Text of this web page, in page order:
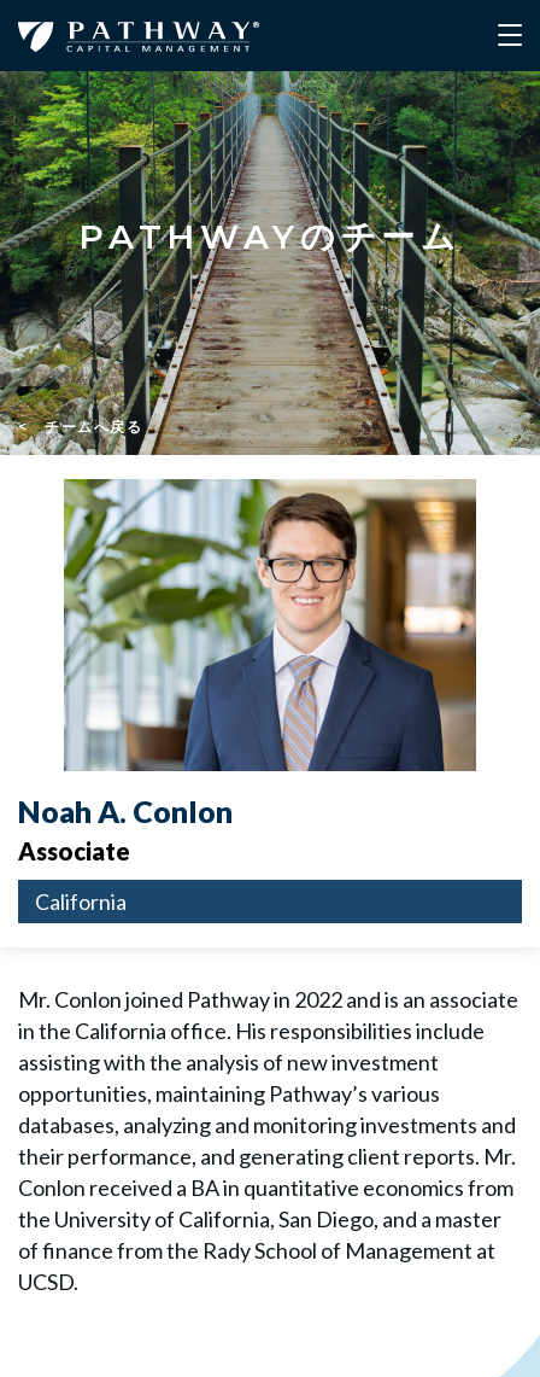
PATHWAYのチーム
< チームへ戻る
Noah A. Conlon
Associate
California
Mr. Conlon joined Pathway in 2022 and is an associate
in the California office. His responsibilities include
assisting with the analysis of new investment
opportunities, maintaining Pathway’s various
databases, analyzing and monitoring investments and
their performance, and generating client reports. Mr.
Conlon received a BA in quantitative economics from
the University of California, San Diego, and a master
of finance from the Rady School of Management at
UCSD.